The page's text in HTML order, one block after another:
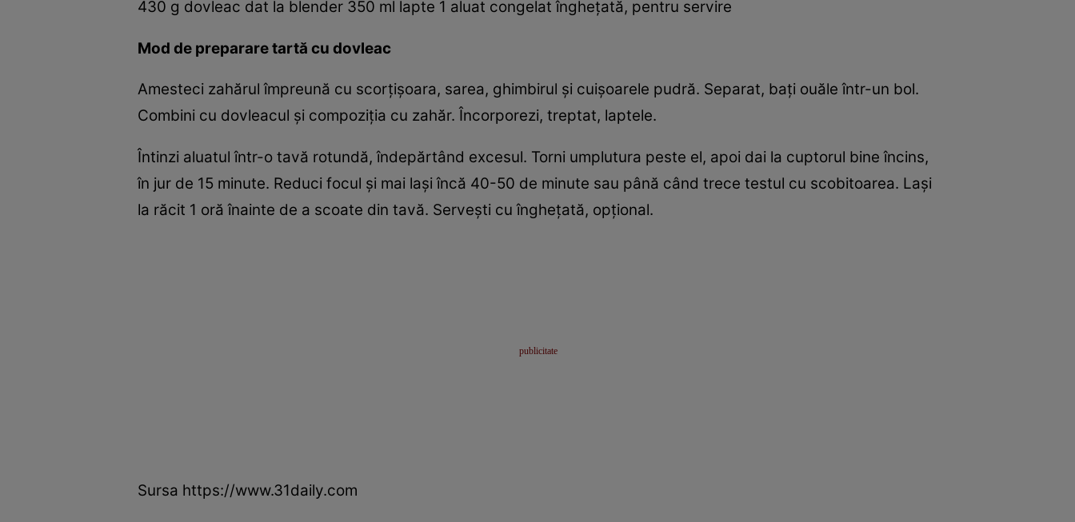
430 g dovleac dat la blender 350 ml lapte 1 aluat congelat îngheţată, pentru servire
Mod de preparare tartă cu dovleac
Amesteci zahărul împreună cu scorţişoara, sarea, ghimbirul şi cuişoarele pudră. Separat, baţi ouăle într-un bol.
Combini cu dovleacul şi compoziţia cu zahăr. Încorporezi, treptat, laptele.
Întinzi aluatul într-o tavă rotundă, îndepărtând excesul. Torni umplutura peste el, apoi dai la cuptorul bine încins,
în jur de 15 minute. Reduci focul şi mai laşi încă 40-50 de minute sau până când trece testul cu scobitoarea. Laşi
la răcit 1 oră înainte de a scoate din tavă. Serveşti cu îngheţată, opţional.
Sursa https://www.31daily.com